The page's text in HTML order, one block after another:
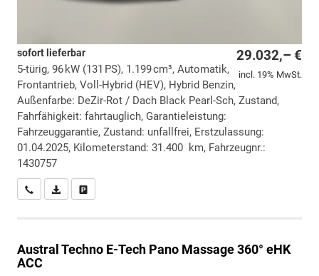
29.032,– €
incl. 19% MwSt.
sofort lieferbar
5-türig, 96 kW (131 PS), 1.199 cm³, Automatik,
Frontantrieb, Voll-Hybrid (HEV), Hybrid Benzin,
Außenfarbe: DeZir-Rot / Dach Black Pearl-Sch, Zustand,
Fahrfähigkeit: fahrtauglich, Garantieleistung:
Fahrzeuggarantie, Zustand: unfallfrei, Erstzulassung:
01.04.2025, Kilometerstand: 31.400 km, Fahrzeugnr.:
1430757
Wir rufen Sie anPDF-Datei, Fahrzeugexposé drucken
Austral Techno E-Tech Pano Massage 360° eHK
ACC